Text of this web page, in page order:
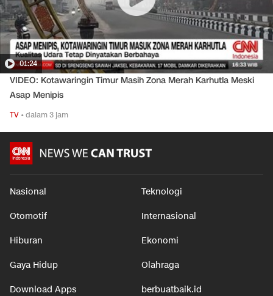
01:24
VIDEO: Kotawaringin Timur Masih Zona Merah Karhutla Meski
Asap Menipis
TV •dalam 3 jam
Nasional Teknologi
Otomotif Internasional
Hiburan Ekonomi
Gaya Hidup Olahraga
Download Apps berbuatbaik.id